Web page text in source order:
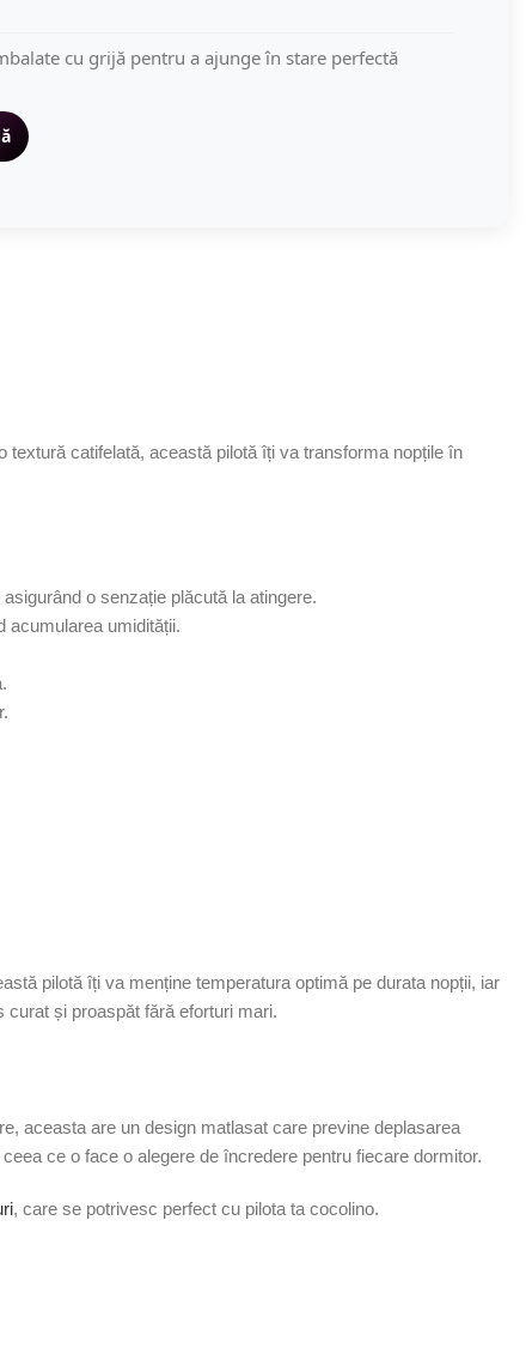
cu grijă pentru a ajunge în stare perfectă
catifelată, această pilotă îți va transforma nopțile în
o senzație plăcută la atingere.
acumularea umidității.
pilotă îți va menține temperatura optimă pe durata nopții, iar
și proaspăt fără eforturi mari.
aceasta are un design matlasat care previne deplasarea
ce o face o alegere de încredere pentru fiecare dormitor.
, care se potrivesc perfect cu pilota ta cocolino.